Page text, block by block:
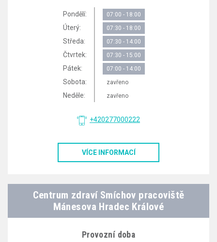
Pondělí: 07:00 - 18:00
Úterý: 07:30 - 18:00
Středa: 07:30 - 14:00
Čtvrtek: 07:30 - 15:00
Pátek: 07:00 - 14:00
Sobota: zavřeno
Neděle: zavřeno
+420277000222
VÍCE INFORMACÍ
Centrum zdraví Smíchov pracoviště
Mánesova Hradec Králové
Provozní doba